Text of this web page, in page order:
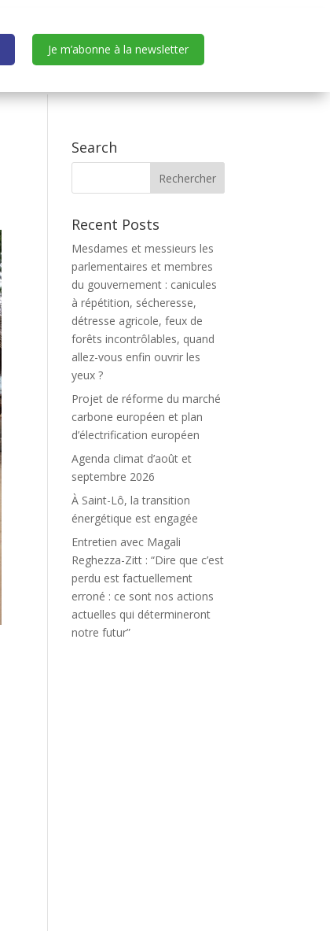
Je m’abonne à la newsletter
Search
Recent Posts
Mesdames et messieurs les
parlementaires et membres
du gouvernement : canicules
à répétition, sécheresse,
détresse agricole, feux de
forêts incontrôlables, quand
allez-vous enfin ouvrir les
yeux ?
Projet de réforme du marché
carbone européen et plan
d’électrification européen
Agenda climat d’août et
septembre 2026
À Saint-Lô, la transition
énergétique est engagée
Entretien avec Magali
Reghezza-Zitt : “Dire que c’est
perdu est factuellement
erroné : ce sont nos actions
actuelles qui détermineront
notre futur”